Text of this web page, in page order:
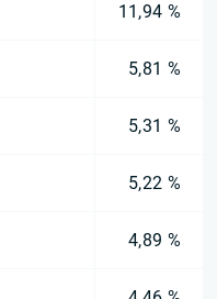
11,94 %
5,81 %
5,31 %
5,22 %
4,89 %